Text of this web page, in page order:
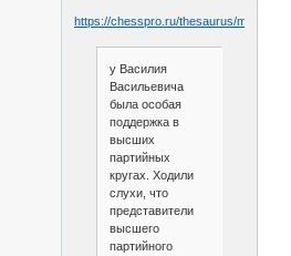
https://chesspro.ru/thesaurus/
у Василия
Васильевича
была особая
поддержка в
высших
партийных
кругах. Ходили
слухи, что
представители
высшего
партийного